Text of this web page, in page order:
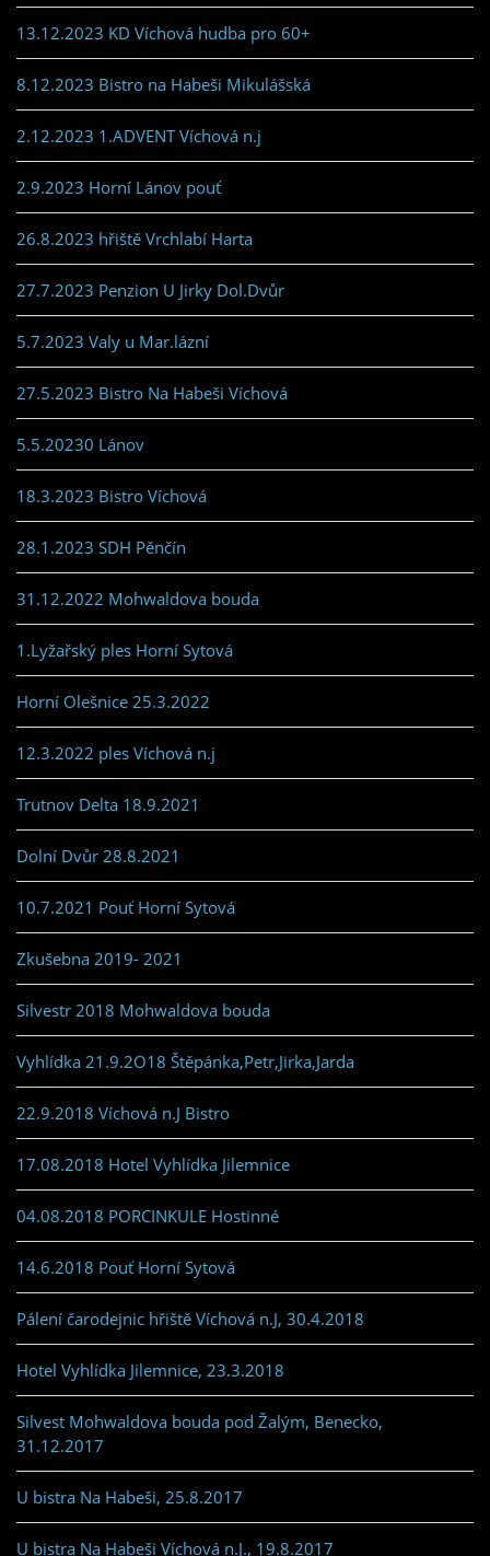
13.12.2023 KD Víchová hudba pro 60+
8.12.2023 Bistro na Habeši Mikulášská
2.12.2023 1.ADVENT Víchová n.j
2.9.2023 Horní Lánov pouť
26.8.2023 hřiště Vrchlabí Harta
27.7.2023 Penzion U Jirky Dol.Dvůr
5.7.2023 Valy u Mar.lázní
27.5.2023 Bistro Na Habeši Víchová
5.5.20230 Lánov
18.3.2023 Bistro Víchová
28.1.2023 SDH Pěnčín
31.12.2022 Mohwaldova bouda
1.Lyžařský ples Horní Sytová
Horní Olešnice 25.3.2022
12.3.2022 ples Víchová n.j
Trutnov Delta 18.9.2021
Dolní Dvůr 28.8.2021
10.7.2021 Pouť Horní Sytová
Zkušebna 2019- 2021
Silvestr 2018 Mohwaldova bouda
Vyhlídka 21.9.2O18 Štěpánka,Petr,Jirka,Jarda
22.9.2018 Víchová n.J Bistro
17.08.2018 Hotel Vyhlídka Jilemnice
04.08.2018 PORCINKULE Hostinné
14.6.2018 Pouť Horní Sytová
Pálení čarodejnic hřiště Víchová n.J, 30.4.2018
Hotel Vyhlídka Jilemnice, 23.3.2018
Silvest Mohwaldova bouda pod Žalým, Benecko,
31.12.2017
U bistra Na Habeši, 25.8.2017
U bistra Na Habeši Víchová n.J., 19.8.2017